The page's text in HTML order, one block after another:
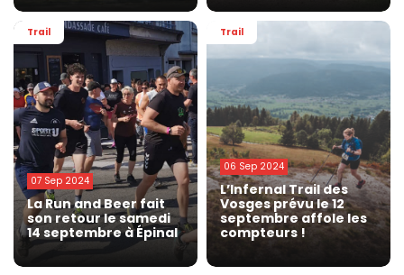
Trail
07 Sep 2024
La Run and Beer fait
son retour le samedi
14 septembre à Épinal
Trail
06 Sep 2024
L’Infernal Trail des
Vosges prévu le 12
septembre affole les
compteurs !